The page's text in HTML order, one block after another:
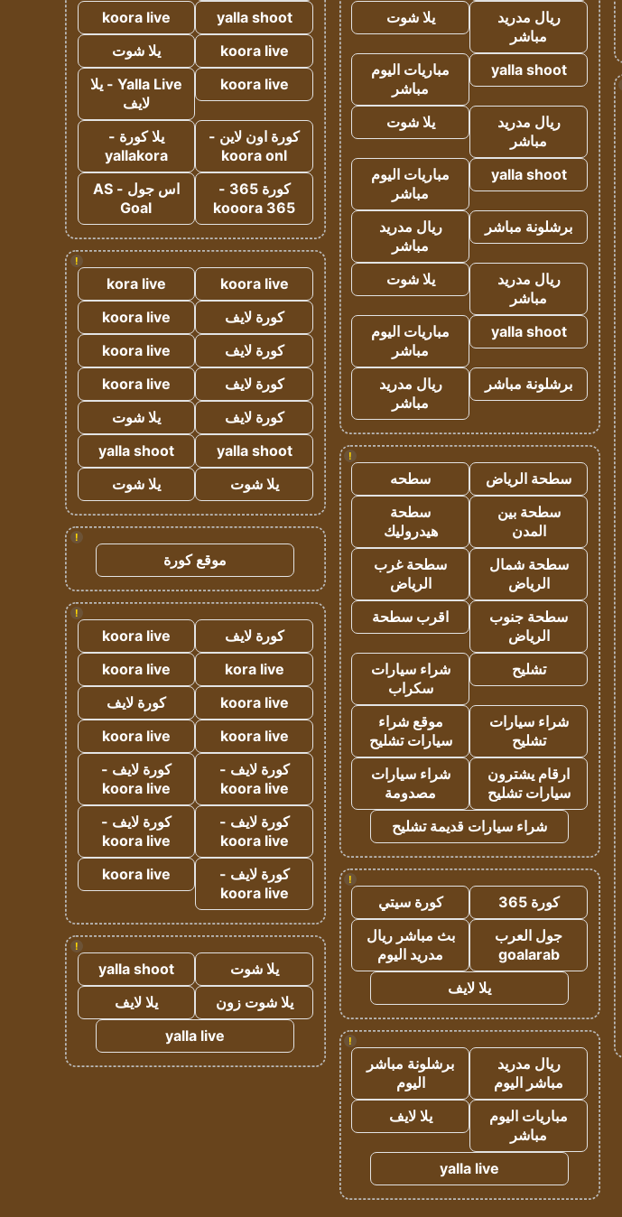
ريال مدريد
مباشر
يلا شوت
yalla shoot
مباريات اليوم
مباشر
ريال مدريد
مباشر
يلا شوت
yalla shoot
مباريات اليوم
مباشر
برشلونة مباشر
ريال مدريد
مباشر
ريال مدريد
مباشر
يلا شوت
yalla shoot
مباريات اليوم
مباشر
برشلونة مباشر
ريال مدريد
مباشر
!
سطحة الرياض
سطحه
سطحة بين
المدن
سطحة
هيدروليك
سطحة شمال
الرياض
سطحة غرب
الرياض
سطحة جنوب
الرياض
اقرب سطحة
تشليح
شراء سيارات
سكراب
شراء سيارات
تشليح
موقع شراء
سيارات تشليح
ارقام يشترون
سيارات تشليح
شراء سيارات
مصدومة
شراء سيارات قديمة تشليح
!
كورة 365
كورة سيتي
جول العرب
goalarab
بث مباشر ريال
مدريد اليوم
يلا لايف
!
ريال مدريد
مباشر اليوم
برشلونة مباشر
اليوم
مباريات اليوم
مباشر
يلا لايف
yalla live
yalla shoot
koora live
koora live
يلا شوت
koora live
Yalla Live - يلا
لايف
كورة اون لاين -
koora onl
يلا كورة -
yallakora
كورة 365 -
kooora 365
اس جول - AS
Goal
!
koora live
kora live
كورة لايف
koora live
كورة لايف
koora live
كورة لايف
koora live
كورة لايف
يلا شوت
yalla shoot
yalla shoot
يلا شوت
يلا شوت
!
موقع كورة
!
كورة لايف
koora live
kora live
koora live
koora live
كورة لايف
koora live
koora live
كورة لايف -
koora live
كورة لايف -
koora live
كورة لايف -
koora live
كورة لايف -
koora live
كورة لايف -
koora live
koora live
!
يلا شوت
yalla shoot
يلا شوت زون
يلا لايف
yalla live